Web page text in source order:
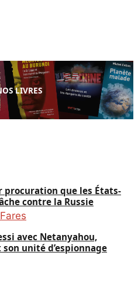
LIVRES
procuration que les États-
contre la Russie
avec Netanyahou,
unité d’espionnage